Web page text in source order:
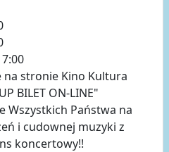
stronie Kino Kultura
BILET ON-LINE"
Wszystkich Państwa na
i cudownej muzyki z
koncertowy!!